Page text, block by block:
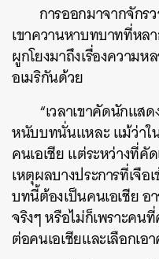
การออกมาจากจักร
เขาควานหาบทบาทที่หล
ผูกโยงมาถึงเรื่องความ
อเมริกันด้วย
“เวลาเขาคัดนักแส
หนับบทนั่นแหละ แม้ว่าใ
คนเอเชีย แต่ระหว่างที่
เหตุผลบางประการที่เจื
บทนี้ต้องเป็นคนเอเชีย อ
จริงๆ หรือไม่ก็เพราะคน
ต่อคนเอเชียและเลือกเอ